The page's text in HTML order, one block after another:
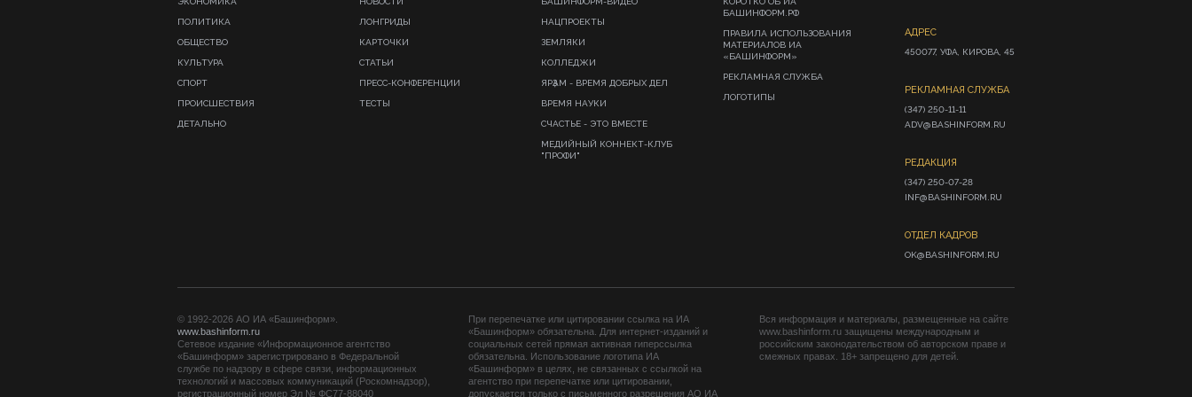
ПОЛИТИКА
ОБЩЕСТВО
КУЛЬТУРА
СПОРТ
ПРОИСШЕСТВИЯ
ДЕТАЛЬНО
ЛОНГРИДЫ
КАРТОЧКИ
СТАТЬИ
ПРЕСС-КОНФЕРЕНЦИИ
ТЕСТЫ
НАЦПРОЕКТЫ
ЗЕМЛЯКИ
КОЛЛЕДЖИ
ЯРҘАМ - ВРЕМЯ ДОБРЫХ ДЕЛ
ВРЕМЯ НАУКИ
СЧАСТЬЕ - ЭТО ВМЕСТЕ
МЕДИЙНЫЙ КОННЕКТ-КЛУБ
"ПРОФИ"
БАШИНФОРМ.РФ
ПРАВИЛА ИСПОЛЬЗОВАНИЯ
МАТЕРИАЛОВ ИА
«БАШИНФОРМ»
РЕКЛАМНАЯ СЛУЖБА
ЛОГОТИПЫ
АДРЕС
450077, УФА, КИРОВА, 45
РЕКЛАМНАЯ СЛУЖБА
(347) 250-11-11
ADV@BASHINFORM.RU
РЕДАКЦИЯ
(347) 250-07-28
INF@BASHINFORM.RU
ОТДЕЛ КАДРОВ
OK@BASHINFORM.RU
© 1992-2026 АО ИА «Башинформ».
www.bashinform.ru
Сетевое издание «Информационное агентство
«Башинформ» зарегистрировано в Федеральной
службе по надзору в сфере связи, информационных
технологий и массовых коммуникаций (Роскомнадзор),
регистрационный номер Эл № ФС77-88040
При перепечатке или цитировании ссылка на ИА
«Башинформ» обязательна. Для интернет-изданий и
социальных сетей прямая активная гиперссылка
обязательна. Использование логотипа ИА
«Башинформ» в целях, не связанных с ссылкой на
агентство при перепечатке или цитировании,
допускается только с письменного разрешения АО ИА
Вся информация и материалы, размещенные на сайте
www.bashinform.ru защищены международным и
российским законодательством об авторском праве и
смежных правах. 18+ запрещено для детей.